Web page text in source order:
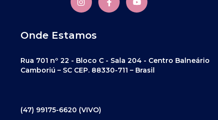
Onde Estamos
Rua 701 nº 22 - Bloco C - Sala 204 - Centro Balneário
Camboriú – SC CEP. 88330-711 – Brasil
(47) 99175-6620 (VIVO)